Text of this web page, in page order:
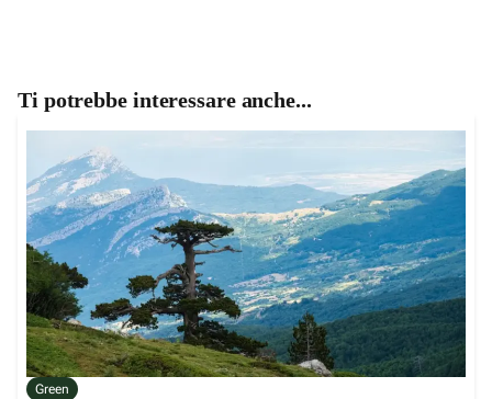
Ti potrebbe interessare anche...
Green